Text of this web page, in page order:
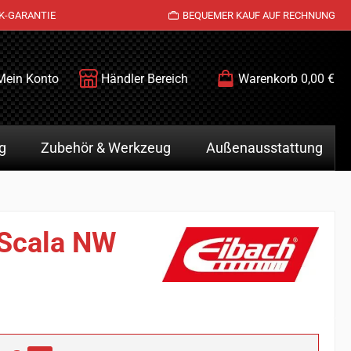
GARANTIE BEQUEMER KAUF AUF RECHNUNG
Konto Händler Bereich Warenkorb 0,00 €
Zubehör & Werkzeug Außenausstattung
NW